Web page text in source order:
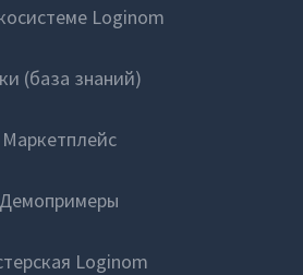
Loginom
(база знаний)
Маркетплейс
Демопримеры
Loginom